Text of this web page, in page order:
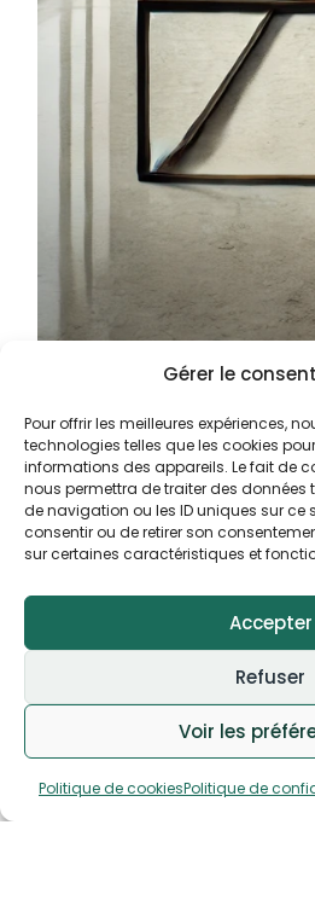
Gérer le
Pour offrir les meilleures expériences,
technologies telles que les cookies
informations des appareils. Le fait de
nous permettra de traiter des données
de navigation ou les ID uniques sur ce
consentir ou de retirer son
sur certaines caractéristiques et
Accepter
Refuser
Voir les
Politique de cookiesPolitique de
LPP - lOI SUR LA
2ème pilier
Une question
retraite ou vos
Estelle vous